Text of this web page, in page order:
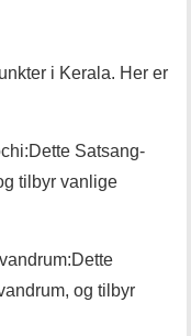
i Kerala. Her er
Satsang-
tilbyr vanlige
og tilbyr